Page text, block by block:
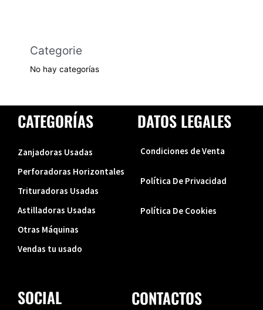
Categorie
No hay categorías
CATEGORÍAS
Zanjadoras Usadas
Perforadoras Horizontales
Trituradoras Usadas
Astilladoras Usadas
Otras Máquinas
Vendas tu usado
DATOS LEGALES
Condiciones de Venta
Política De Privacidad
Política De Cookies
SOCIAL CONTACTOS